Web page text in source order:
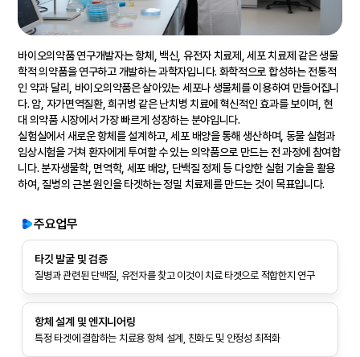
바이오의약품 연구개발자는 항체, 백신, 유전자 치료제, 세포 치료제 같은 생물
학적 의약품을 연구하고 개발하는 과학자입니다. 화학적으로 합성하는 전통적
인 약과 달리, 바이오의약품은 살아있는 세포나 생물체를 이용하여 만들어집니
다. 암, 자가면역질환, 희귀병 같은 난치병 치료에 혁신적인 효과를 보이며, 현
대 의약품 시장에서 가장 빠르게 성장하는 분야입니다.
실험실에서 새로운 항체를 설계하고, 세포 배양을 통해 생산하며, 동물 실험과
임상시험을 거쳐 환자에게 투여할 수 있는 의약품으로 만드는 전 과정에 참여합
니다. 분자생물학, 면역학, 세포 배양, 단백질 정제 등 다양한 실험 기술을 활용
하여, 질병의 근본 원인을 타겟하는 정밀 치료제를 만드는 것이 목표입니다.
주요업무
타깃 발굴 및 검증
질병과 관련된 단백질, 유전자를 찾고 이것이 치료 타겟으로 적합한지 연구
항체 설계 및 엔지니어링
특정 타겟에 결합하는 치료용 항체 설계, 친화도 및 안정성 최적화